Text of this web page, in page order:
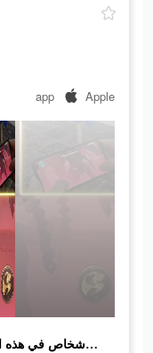
app Apple
٧٥٪ من الأشخاص في هذه اللعبة لا يمكنهم اجتياز المستويات الثلاثة